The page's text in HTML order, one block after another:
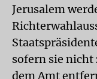
Jerusalem
sofern sie nicht
dem Amt